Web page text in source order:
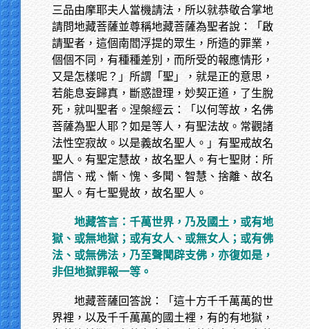
三品由摩耶夫人當機請法，所以就恭敬合掌地
請問地藏菩薩並尊稱地藏菩薩為聖者說：「啟
請聖者，這個南閻浮提的眾生，所造的罪業，
個個不同，有種種差別，而所受的報應情形，
又是怎樣呢？」所謂「聖」，就是正的意思，
若能息妄歸真，斷惑證理，妙契正道，了生脫
死，就叫聖者。涅槃經云：「以何等故，名佛
菩薩為聖人耶？如是等人，有聖法故。常觀諸
法性空寂故。以是義故名聖人。」有聖戒故名
聖人。有聖定慧故，故名聖人。有七聖財：所
謂信、戒、慚、愧、多聞、智慧、捨離、故名
聖人。有七聖覺故，故名聖人。
地藏答言：千萬世界，乃及國土，或有地
獄、或無地獄；或有女人、或無女人；或有佛
法、或無佛法，乃至聲聞辟支佛，亦復如是，
非但地獄罪報一等。
地藏菩薩回答說：「這十方千千萬萬的世
界裡，以及千千萬萬的國土裡，有的有地獄，